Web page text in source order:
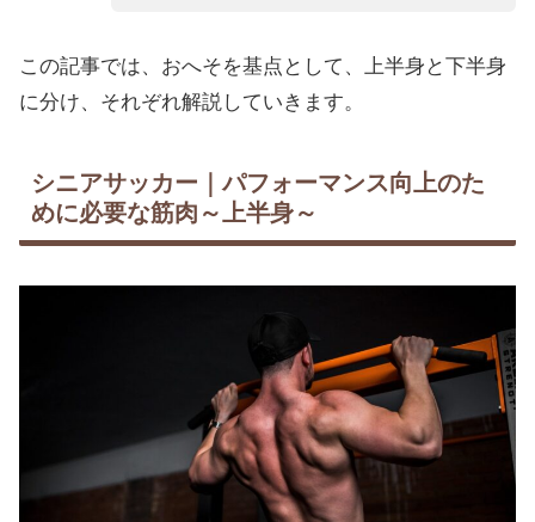
この記事では、おへそを基点として、上半身と下半身
に分け、それぞれ解説していきます。
シニアサッカー｜パフォーマンス向上のた
めに必要な筋肉～上半身～